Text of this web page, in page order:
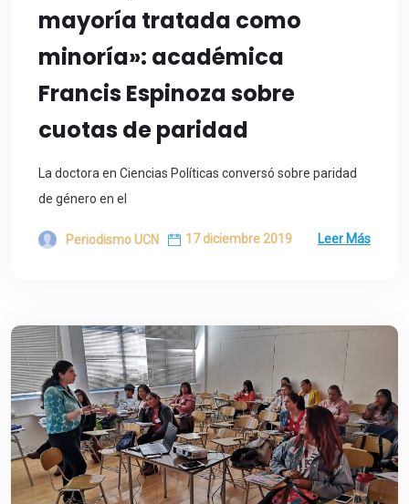
mayoría tratada como
minoría»: académica
Francis Espinoza sobre
cuotas de paridad
La doctora en Ciencias Políticas conversó sobre paridad
de género en el
Periodismo UCN 17 diciembre 2019 Leer Más